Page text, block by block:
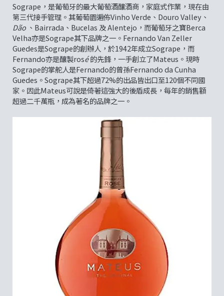
Sogrape，是葡萄牙的最大葡萄酒釀酒商，家庭式作業，現在由
第三代接手管理。其葡萄園遍佈Vinho Verde、Douro Valley、
Dão 、Bairrada、Bucelas 及 Alentejo，而葡萄牙之寶Berca
Velha亦是Sogrape其下品牌之一。Fernando Van Zeller
Guedes是Sogrape的創辦人，於1942年成立Sogrape，而
Fernando亦是釀製rosé的先鋒，一手創立了Mateus。現時
Sogrape的掌舵人是Fernando的曾孫Fernando da Cunha
Guedes。Sogrape其下超過72%的出品皆出口至120個不同國
家。因此Mateus可說是倚著這強大的後盾成長，每年的銷售額
超過二千萬瓶，成為著名的品牌之一。